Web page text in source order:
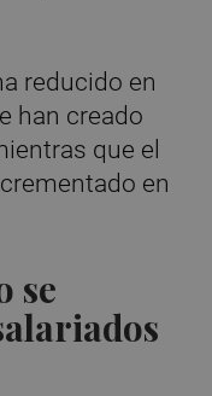
reducido en
han creado
que el
en
se